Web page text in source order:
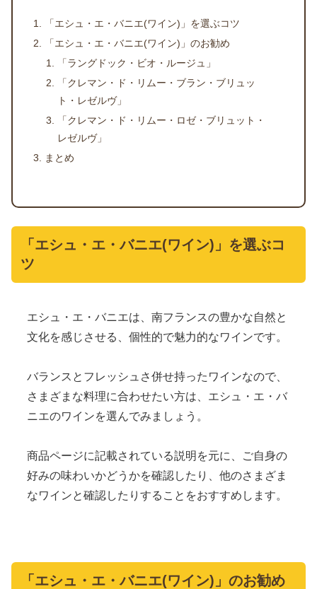
「エシュ・エ・バニエ(ワイン)」を選ぶコツ
「エシュ・エ・バニエ(ワイン)」のお勧め
「ラングドック・ビオ・ルージュ」
「クレマン・ド・リムー・ブラン・ブリュッ
ト・レゼルヴ」
「クレマン・ド・リムー・ロゼ・ブリュット・
レゼルヴ」
まとめ
「エシュ・エ・バニエ(ワイン)」を選ぶコ
ツ
エシュ・エ・バニエは、南フランスの豊かな自然と
文化を感じさせる、個性的で魅力的なワインです。
バランスとフレッシュさ併せ持ったワインなので、
さまざまな料理に合わせたい方は、エシュ・エ・バ
ニエのワインを選んでみましょう。
商品ページに記載されている説明を元に、ご自身の
好みの味わいかどうかを確認したり、他のさまざま
なワインと確認したりすることをおすすめします。
「エシュ・エ・バニエ(ワイン)」のお勧め